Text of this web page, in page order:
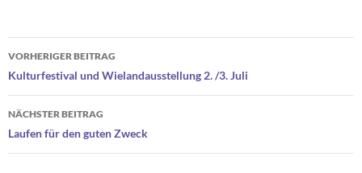
Beitragsnavigation
VORHERIGER BEITRAG
Kulturfestival und Wielandausstellung 2. /3. Juli
NÄCHSTER BEITRAG
Laufen für den guten Zweck